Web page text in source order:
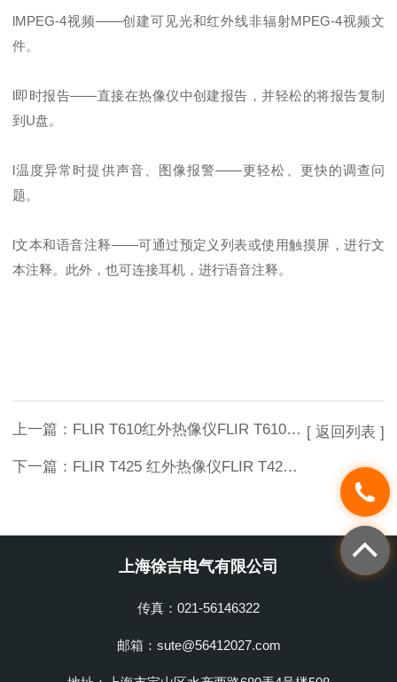
lMPEG-4视频——创建可见光和红外线非辐射MPEG-4视频文
件。
l即时报告——直接在热像仪中创建报告，并轻松的将报告复制
到U盘。
l温度异常时提供声音、图像报警——更轻松、更快的调查问
题。
l文本和语音注释——可通过预定义列表或使用触摸屏，进行文
本注释。此外，也可连接耳机，进行语音注释。
上一篇： FLIR T610红外热像仪FLIR T610红外热像仪
下一篇： FLIR T425 红外热像仪FLIR T425 红外热像仪
[ 返回列表 ]
上海徐吉电气有限公司
传真：021-56146322
邮箱：sute@56412027.com